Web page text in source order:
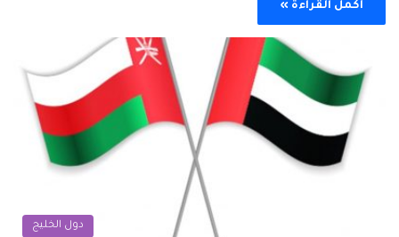
أكمل القراءة »
دول الخليج